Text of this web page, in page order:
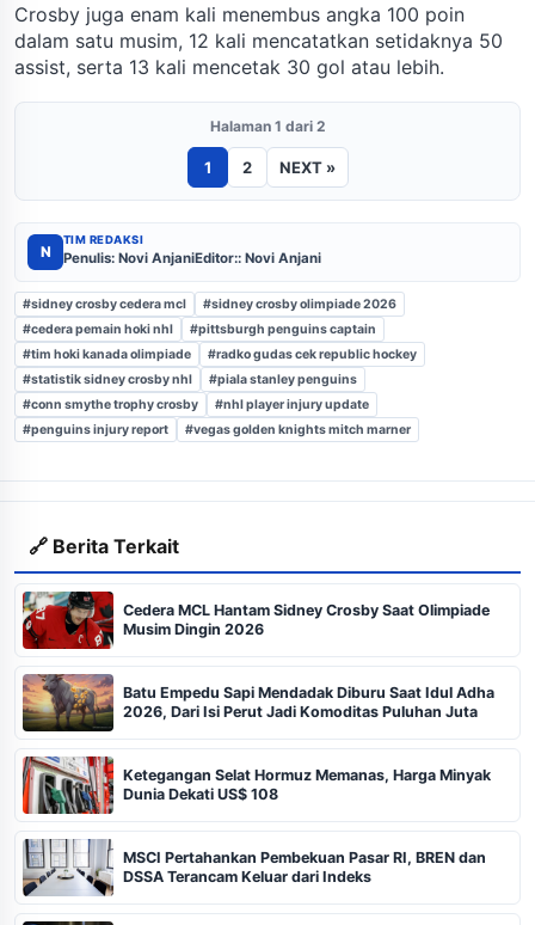
Crosby juga enam kali menembus angka 100 poin
dalam satu musim, 12 kali mencatatkan setidaknya 50
assist, serta 13 kali mencetak 30 gol atau lebih.
Halaman 1 dari 2
1 2 NEXT »
N
TIM REDAKSI
Penulis: Novi AnjaniEditor:: Novi Anjani
#sidney crosby cedera mcl
#sidney crosby olimpiade 2026
#cedera pemain hoki nhl
#pittsburgh penguins captain
#tim hoki kanada olimpiade
#radko gudas cek republic hockey
#statistik sidney crosby nhl
#piala stanley penguins
#conn smythe trophy crosby
#nhl player injury update
#penguins injury report
#vegas golden knights mitch marner
🔗 Berita Terkait
Cedera MCL Hantam Sidney Crosby Saat Olimpiade
Musim Dingin 2026
Batu Empedu Sapi Mendadak Diburu Saat Idul Adha
2026, Dari Isi Perut Jadi Komoditas Puluhan Juta
Ketegangan Selat Hormuz Memanas, Harga Minyak
Dunia Dekati US$ 108
MSCI Pertahankan Pembekuan Pasar RI, BREN dan
DSSA Terancam Keluar dari Indeks